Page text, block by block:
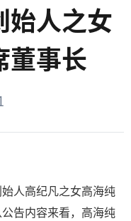
始人之女
董事长
人高纪凡之女高海纯
告内容来看，高海纯